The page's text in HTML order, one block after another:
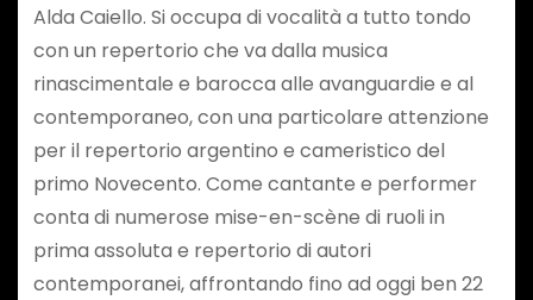
Alda Caiello. Si occupa di vocalità a tutto tondo
con un repertorio che va dalla musica
rinascimentale e barocca alle avanguardie e al
contemporaneo, con una particolare attenzione
per il repertorio argentino e cameristico del
primo Novecento. Come cantante e performer
conta di numerose mise-en-scène di ruoli in
prima assoluta e repertorio di autori
contemporanei, affrontando fino ad oggi ben 22